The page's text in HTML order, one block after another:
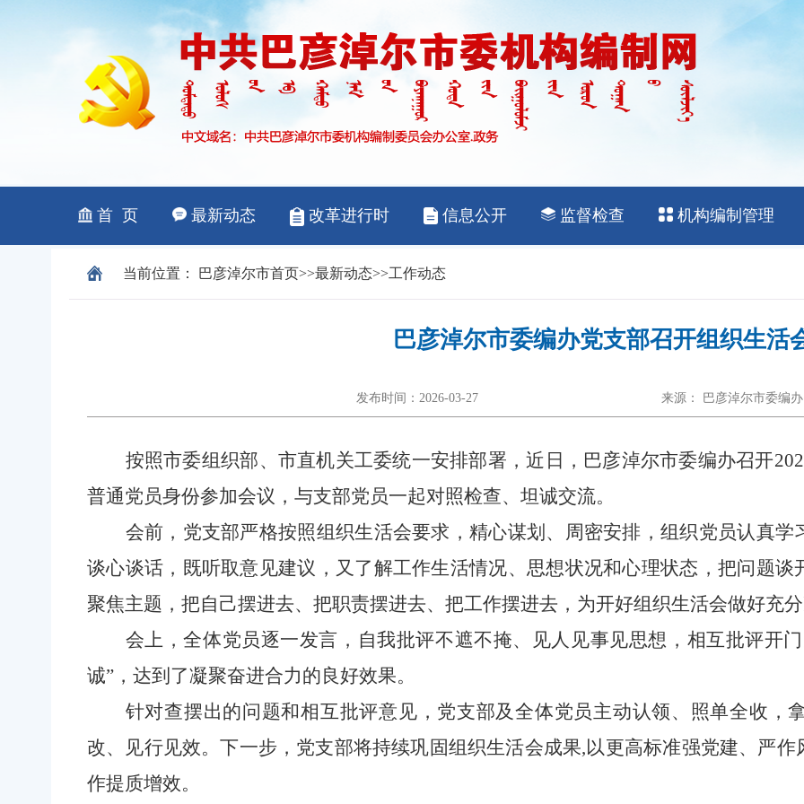
当前位置： 巴彦淖尔市首页>>最新动态>>工作动态
巴彦淖尔市委编办党支部召开组织生活
发布时间：2026-03-27 来源： 巴彦淖尔市委编办
按照市委组织部、市直机关工委统一安排部署，近日，巴彦淖尔市委编办召开
普通党员身份参加会议，与支部党员一起对照检查、坦诚交流。
会前，党支部严格按照组织生活会要求，精心谋划、周密安排，组织党员认真
谈心谈话，既听取意见建议，又了解工作生活情况、思想状况和心理状态，把问题
聚焦主题，把自己摆进去、把职责摆进去、把工作摆进去，为开好组织生活会做好充
会上，全体党员逐一发言，自我批评不遮不掩、见人见事见思想，相互批评开
诚”，达到了凝聚奋进合力的良好效果。
针对查摆出的问题和相互批评意见，党支部及全体党员主动认领、照单全收，
改、见行见效。下一步，党支部将持续巩固组织生活会成果,以更高标准强党建、严作
作提质增效。